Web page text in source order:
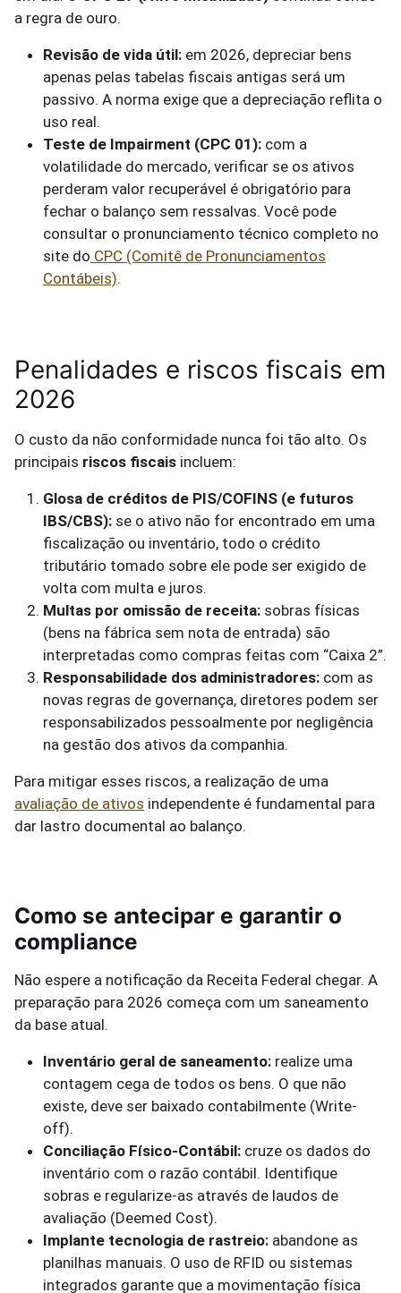
a regra de ouro.
Revisão de vida útil: em 2026, depreciar bens
apenas pelas tabelas fiscais antigas será um
passivo. A norma exige que a depreciação reflita o
uso real.
Teste de Impairment (CPC 01): com a
volatilidade do mercado, verificar se os ativos
perderam valor recuperável é obrigatório para
fechar o balanço sem ressalvas. Você pode
consultar o pronunciamento técnico completo no
site do CPC (Comitê de Pronunciamentos
Contábeis).
Penalidades e riscos fiscais em
2026
O custo da não conformidade nunca foi tão alto. Os
principais riscos fiscais incluem:
Glosa de créditos de PIS/COFINS (e futuros
IBS/CBS): se o ativo não for encontrado em uma
fiscalização ou inventário, todo o crédito
tributário tomado sobre ele pode ser exigido de
volta com multa e juros.
Multas por omissão de receita: sobras físicas
(bens na fábrica sem nota de entrada) são
interpretadas como compras feitas com “Caixa 2”.
Responsabilidade dos administradores: com as
novas regras de governança, diretores podem ser
responsabilizados pessoalmente por negligência
na gestão dos ativos da companhia.
Para mitigar esses riscos, a realização de uma
avaliação de ativos independente é fundamental para
dar lastro documental ao balanço.
Como se antecipar e garantir o
compliance
Não espere a notificação da Receita Federal chegar. A
preparação para 2026 começa com um saneamento
da base atual.
Inventário geral de saneamento: realize uma
contagem cega de todos os bens. O que não
existe, deve ser baixado contabilmente (Write-
off).
Conciliação Físico-Contábil: cruze os dados do
inventário com o razão contábil. Identifique
sobras e regularize-as através de laudos de
avaliação (Deemed Cost).
Implante tecnologia de rastreio: abandone as
planilhas manuais. O uso de RFID ou sistemas
integrados garante que a movimentação física